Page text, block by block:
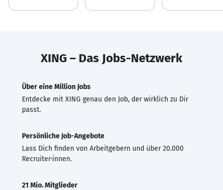
XING – Das Jobs-Netzwerk
Über eine Million Jobs
Entdecke mit XING genau den Job, der wirklich zu Dir
passt.
Persönliche Job-Angebote
Lass Dich finden von Arbeitgebern und über 20.000
Recruiter·innen.
21 Mio. Mitglieder